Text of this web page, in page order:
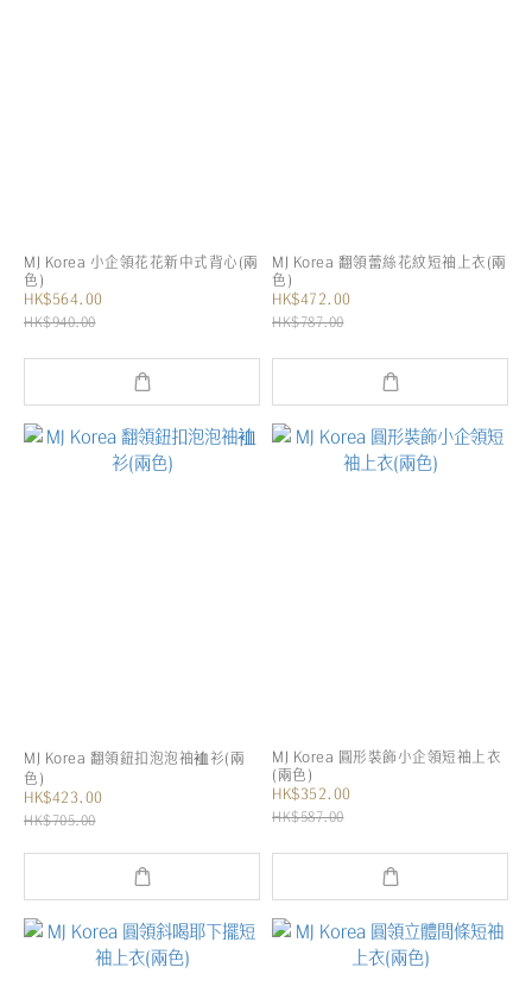
MJ Korea 小企領花花新中式背心(兩
色)
HK$564.00
HK$940.00
MJ Korea 翻領蕾絲花紋短袖上衣(兩
色)
HK$472.00
HK$787.00
MJ Korea 翻領鈕扣泡泡袖裇衫(兩
色)
HK$423.00
HK$705.00
MJ Korea 圓形裝飾小企領短袖上衣
(兩色)
HK$352.00
HK$587.00